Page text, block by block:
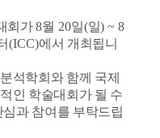
회가8월 20일(일) ~ 8
(ICC)에서 개최됩니
석학회와 함께 국제
인 학술대회가 될 수
심과 참여를 부탁드립